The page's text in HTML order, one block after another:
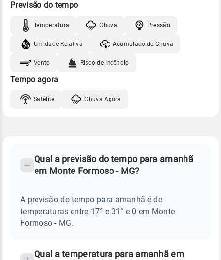
Previsão do tempo
Temperatura Chuva Pressão
Umidade Relativa Acumulado de Chuva
Vento Risco de Incêndio
Tempo agora
Satélite Chuva Agora
FORMOSO
Perguntas
sobre
chuva
Qual a previsão do tempo para amanhã
em Monte Formoso - MG?
A previsão do tempo para amanhã é de
temperaturas entre 17° e 31° e 0 em Monte
Formoso - MG.
Qual a temperatura para amanhã em